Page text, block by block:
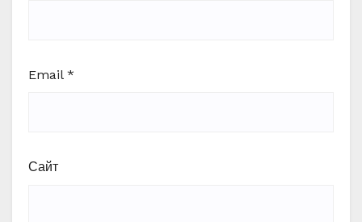
Email *
Сайт